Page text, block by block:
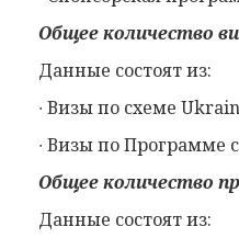
Общее количество
Данные состоят из:
∙ Визы по схеме
∙ Визы по Программе
Общее количество
Данные состоят из: